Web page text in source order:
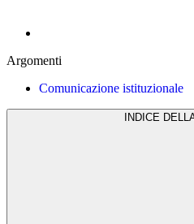
Argomenti
Comunicazione istituzionale